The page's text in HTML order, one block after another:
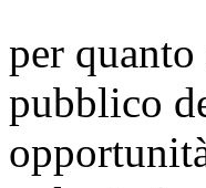
per
pubblico